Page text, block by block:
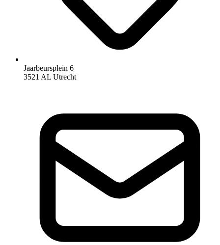
Jaarbeursplein 6
3521 AL Utrecht